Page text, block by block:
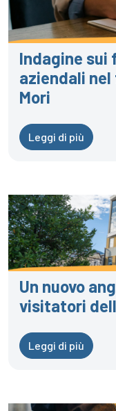
Indagine sui
aziendali
Mori
Leggi di più
Un nuovo
visitatori
Leggi di più